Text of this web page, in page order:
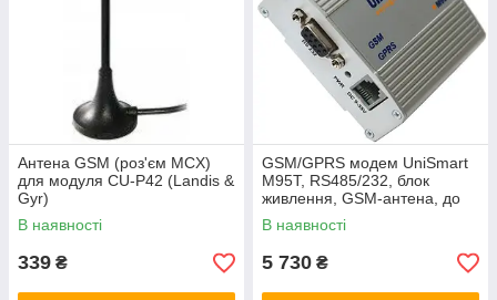
Антена GSM (роз'єм MCX)
для модуля CU-P42 (Landis &
Gyr)
В наявності
339 ₴
GSM/GPRS модем UniSmart
M95T, RS485/232, блок
живлення, GSM-антена, до
лічильників ZMG310, 410
Landis&Gyr
В наявності
5 730 ₴